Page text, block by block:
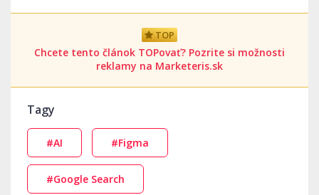
TOP
Chcete tento článok TOPovať? Pozrite si možnosti
reklamy na Marketeris.sk
Tagy
#AI #Figma
#Google Search